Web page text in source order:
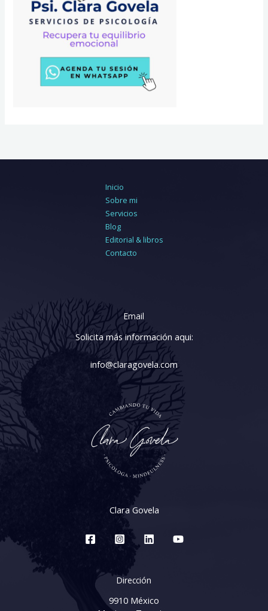
Inicio
Sobre mi
Servicios
Blog
Editorial & libros
Contacto
Email
Solicita más información aqui:
info@claragovela.com
Clara Govela
Dirección
9910 México